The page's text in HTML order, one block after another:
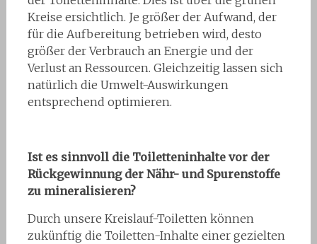
Kreise ersichtlich. Je größer der Aufwand, der
für die Aufbereitung betrieben wird, desto
größer der Verbrauch an Energie und der
Verlust an Ressourcen. Gleichzeitig lassen sich
natürlich die Umwelt-Auswirkungen
entsprechend optimieren.
Ist es sinnvoll die Toiletteninhalte vor der
Rückgewinnung der Nähr- und Spurenstoffe
zu mineralisieren?
Durch unsere Kreislauf-Toiletten können
zukünftig die Toiletten-Inhalte einer gezielten